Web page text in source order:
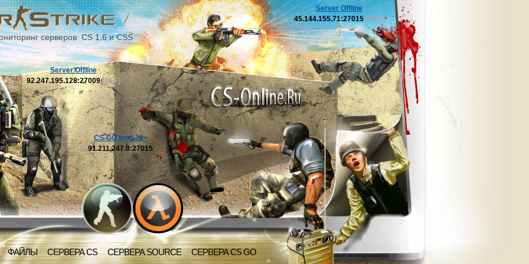
серверов: CS 1.6 и CSS
ФАЙЛЫ СЕРВЕРА CS СЕРВЕРА SOURCE СЕРВЕРА CS GO
Server Offline
92.247.195.128:27009[OFF]
CS-GO mod 21+
91.211.247.8:27015
Server Offline
45.144.155.71:27015 [OFF]